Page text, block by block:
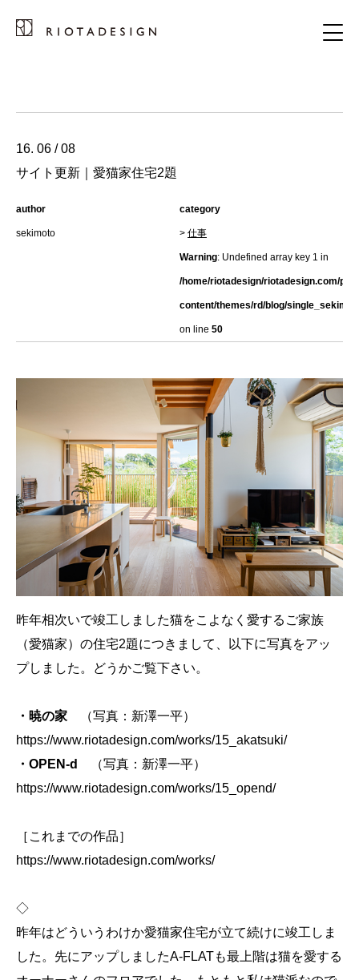
16. 06 / 08
サイト更新｜愛猫家住宅2題
author
sekimoto
category
> 仕事
Warning: Undefined array key 1 in
/home/riotadesign/riotadesign.com/
content/themes/rd/blog/
on line 50
昨年相次いで竣工しました猫をこよなく愛するご家族
（愛猫家）の住宅2題につきまして、以下に写真をアッ
プしました。どうかご覧下さい。
・暁の家 （写真：新澤一平）
https://www.riotadesign.com/works/15_akatsuki/
・OPEN-d
（写真：新澤一平）
https://www.riotadesign.com/works/15_opend/
［これまでの作品］
https://www.riotadesign.com/works/
◇
昨年はどういうわけか愛猫家住宅が立て続けに竣工しま
した。先にアップしましたA-FLATも最上階は猫を愛する